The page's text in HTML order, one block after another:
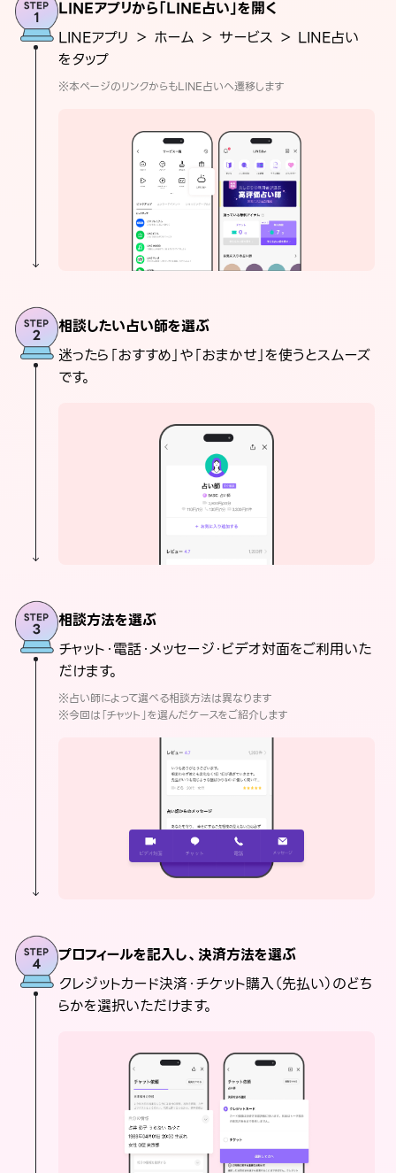
LINEアプリから「LINE占い」を開く
LINEアプリ ＞ ホーム ＞ サービス ＞ LINE占い
をタップ
※本ページのリンクからもLINE占いへ遷移します
相談したい占い師を選ぶ
迷ったら「おすすめ」や「おまかせ」を使うとスムーズ
です。
相談方法を選ぶ
チャット・電話・メッセージ・ビデオ対面をご利用いた
だけます。
※占い師によって選べる相談方法は異なります
※今回は「チャット」を選んだケースをご紹介します
プロフィールを記入し、決済方法を選ぶ
クレジットカード決済・チケット購入（先払い）のどち
らかを選択いただけます。